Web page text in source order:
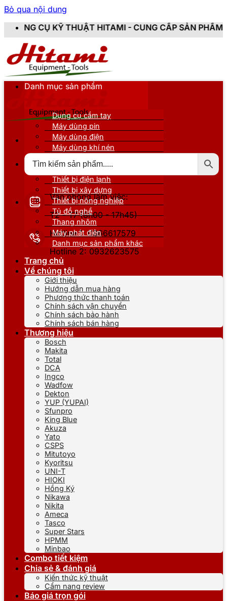
Bỏ qua nội dung
HITAMI - CUNG CẤP SẢN PHẨM CHÍNH HÃNG,
Văn phòng làm việc:
T2 - T7 (8h00 - 17h45)
Hotline 1: 0866617579
Hotline 2: 0932623575
Danh mục sản phẩm
Dụng cụ cầm tay
Máy dùng pin
Máy dùng điện
Máy dùng khí nén
Thiết bị nâng đỡ
Thiết bị điện lạnh
Thiết bị xây dựng
Thiết bị nông nghiệp
Tủ đồ nghề
Thang nhôm
Máy phát điện
Danh mục sản phẩm khác
Trang chủ
Về chúng tôi
Giới thiệu
Hướng dẫn mua hàng
Phương thức thanh toán
Chính sách vận chuyển
Chính sách bảo hành
Chính sách bán hàng
Thương hiệu
Bosch
Makita
Total
DCA
Ingco
Wadfow
Dekton
YUP (YUPAI)
Sfunpro
King Blue
Akuza
Yato
CSPS
Mitutoyo
Kyoritsu
UNI-T
HIOKI
Hồng Ký
Nikawa
Nikita
Ameca
Tasco
Super Stars
HPMM
Minbao
Combo tiết kiệm
Chia sẻ & đánh giá
Kiến thức kỹ thuật
Cẩm nang review
Báo giá trọn gói